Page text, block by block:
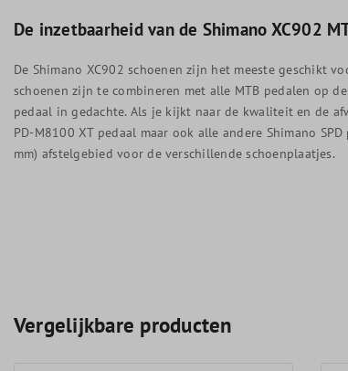
De inzetbaarheid van de Shimano XC902
De Shimano XC902 schoenen zijn het meeste geschikt
schoenen zijn te combineren met alle MTB pedalen op
pedaal in gedachte. Als je kijkt naar de kwaliteit en de
PD-M8100 XT pedaal maar ook alle andere Shimano
mm) afstelgebied voor de verschillende schoenplaatjes.
Vergelijkbare producten